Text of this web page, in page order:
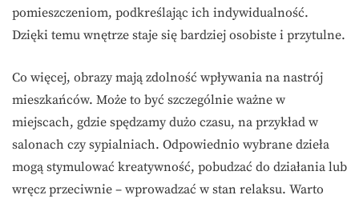
pomieszczeniom, podkreślając ich indywidualność.
Dzięki temu wnętrze staje się bardziej osobiste i przytulne.
Co więcej, obrazy mają zdolność wpływania na nastrój
mieszkańców. Może to być szczególnie ważne w
miejscach, gdzie spędzamy dużo czasu, na przykład w
salonach czy sypialniach. Odpowiednio wybrane dzieła
mogą stymulować kreatywność, pobudzać do działania lub
wręcz przeciwnie – wprowadzać w stan relaksu. Warto